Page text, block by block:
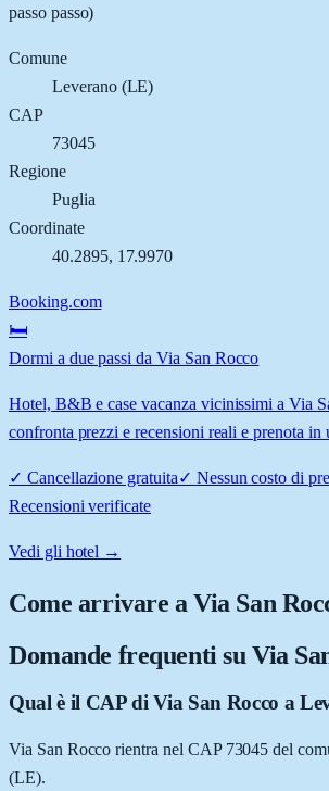
passo passo)
Comune
Leverano(LE)
CAP
73045
Regione
Puglia
Coordinate
40.2895, 17.9970
Booking.com
🛏️
Dormi a due passi da Via San Rocco
Hotel, B&B e case vacanza vicinissimi a Via
confronta prezzi e recensioni reali e prenota in
✓ Cancellazione gratuita✓ Nessun costo di
Recensioni verificate
Vedi gli hotel →
Come arrivare aVia San
Domande frequenti su Via
Qual è il CAP di Via San Rocco a
Via San Rocco rientra nel CAP 73045 del
(LE).